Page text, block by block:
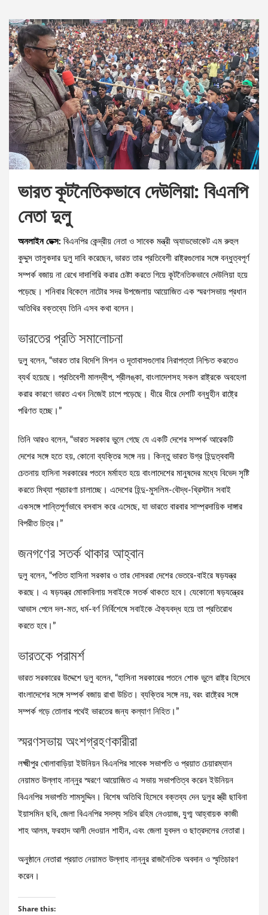
ভারত কূটনৈতিকভাবে দেউলিয়া: বিএনপি
নেতা দুলু
অনলাইন ডেক্স: বিএনপির কেন্দ্রীয় নেতা ও সাবেক মন্ত্রী অ্যাডভোকেট এম রুহুল
কুদ্দুস তালুকদার দুলু দাবি করেছেন, ভারত তার প্রতিবেশী রাষ্ট্রগুলোর সঙ্গে বন্ধুত্বপূর্ণ
সম্পর্ক বজায় না রেখে দাদাগিরি করার চেষ্টা করতে গিয়ে কূটনৈতিকভাবে দেউলিয়া হয়ে
পড়েছে। শনিবার বিকেলে নাটোর সদর উপজেলায় আয়োজিত এক স্মরণসভায় প্রধান
অতিথির বক্তব্যে তিনি এসব কথা বলেন।
ভারতের প্রতি সমালোচনা
দুলু বলেন, “ভারত তার বিদেশি মিশন ও দূতাবাসগুলোর নিরাপত্তা নিশ্চিত করতেও
ব্যর্থ হয়েছে। প্রতিবেশী মালদ্বীপ, শ্রীলঙ্কা, বাংলাদেশসহ সকল রাষ্ট্রকে অবহেলা
করার কারণে ভারত এখন নিজেই চাপে পড়েছে। ধীরে ধীরে দেশটি বন্ধুহীন রাষ্ট্রে
পরিণত হচ্ছে।”
তিনি আরও বলেন, “ভারত সরকার ভুলে গেছে যে একটি দেশের সম্পর্ক আরেকটি
দেশের সঙ্গে হতে হয়, কোনো ব্যক্তির সঙ্গে নয়। কিন্তু ভারত উগ্র হিন্দুত্ববাদী
চেতনায় হাসিনা সরকারের পতনে মর্মাহত হয়ে বাংলাদেশের মানুষদের মধ্যে বিভেদ সৃষ্টি
করতে মিথ্যা প্রচারণা চালাচ্ছে। এদেশের হিন্দু-মুসলিম-বৌদ্ধ-খ্রিস্টান সবাই
একসঙ্গে শান্তিপূর্ণভাবে বসবাস করে এসেছে, যা ভারতে বারবার সাম্প্রদায়িক দাঙ্গার
বিপরীত চিত্র।”
জনগণের সতর্ক থাকার আহ্বান
দুলু বলেন, “পতিত হাসিনা সরকার ও তার দোসররা দেশের ভেতরে-বাইরে ষড়যন্ত্র
করছে। এ ষড়যন্ত্র মোকাবিলায় সবাইকে সতর্ক থাকতে হবে। যেকোনো ষড়যন্ত্রের
আভাস পেলে দল-মত, ধর্ম-বর্ণ নির্বিশেষে সবাইকে ঐক্যবদ্ধ হয়ে তা প্রতিরোধ
করতে হবে।”
ভারতকে পরামর্শ
ভারত সরকারের উদ্দেশে দুলু বলেন, “হাসিনা সরকারের পতনে শোক ভুলে রাষ্ট্র হিসেবে
বাংলাদেশের সঙ্গে সম্পর্ক বজায় রাখা উচিত। ব্যক্তির সঙ্গে নয়, বরং রাষ্ট্রের সঙ্গে
সম্পর্ক গড়ে তোলার পথেই ভারতের জন্য কল্যাণ নিহিত।”
স্মরণসভায় অংশগ্রহণকারীরা
লক্ষ্মীপুর খোলাবাড়িয়া ইউনিয়ন বিএনপির সাবেক সভাপতি ও প্রয়াত চেয়ারম্যান
নেয়ামত উল্লাহ নান্নুর স্মরণে আয়োজিত এ সভায় সভাপতিত্ব করেন ইউনিয়ন
বিএনপির সভাপতি শামসুদ্দিন। বিশেষ অতিথি হিসেবে বক্তব্য দেন দুলুর স্ত্রী ছাবিনা
ইয়াসমিন ছবি, জেলা বিএনপির সদস্য সচিব রহিম নেওয়াজ, যুগ্ম আহ্বায়ক কাজী
শাহ আলম, ফরহাদ আলী দেওয়ান শাহীন, এবং জেলা যুবদল ও ছাত্রদলের নেতারা।
অনুষ্ঠানে নেতারা প্রয়াত নেয়ামত উল্লাহ নান্নুর রাজনৈতিক অবদান ও স্মৃতিচারণ
করেন।
Share this: